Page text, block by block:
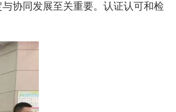
协同发展至关重要。认证认可和检